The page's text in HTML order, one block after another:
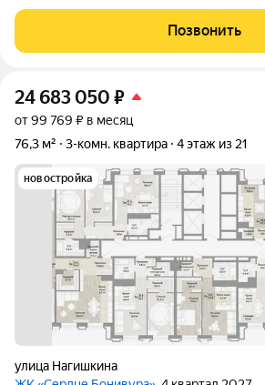
комплексе "Огни Города" на ул. Карла
расположена на 11 этаже, что
Позвонить
24 683 050 ₽
от 99 769 ₽ в месяц
76,3 м²
3-комн. квартира 4 этаж из 21
новостройка
улица Нагишкина